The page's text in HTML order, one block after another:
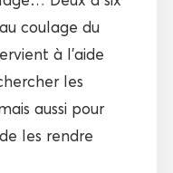
coulage du
à l’aide
les
aussi pour
les rendre